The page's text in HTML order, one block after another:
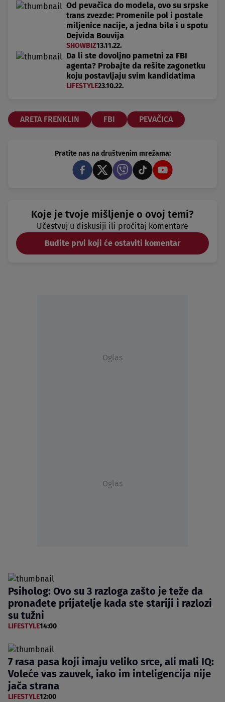
Od pevačica do modela, ovo su srpske
trans zvezde: Promenile pol i postale
miljenice nacije, a jedna bila i u spotu
Dejvida Bouvija
SHOWBIZ13.11.22.
Da li ste dovoljno pametni za FBI
agenta? Probajte da rešite zagonetku
koju postavljaju svim kandidatima
LIFESTYLE23.10.22.
ARETA FRENKLIN FBI PEVAČICA
Pratite nas na društvenim mrežama:
Koje je tvoje mišljenje o ovoj temi?
Učestvuj u diskusiji ili pročitaj komentare
Budite prvi koji će ostaviti komentar
Oglas
Oglas
Psiholog: Ovo su 3 razloga zašto je teže da
pronađete prijatelje kada ste stariji i razlozi
su tužni
LIFESTYLE14:00
7 rasa pasa koji imaju veliko srce, ali mali IQ:
Voleće vas zauvek, iako im inteligencija nije
jača strana
LIFESTYLE12:00